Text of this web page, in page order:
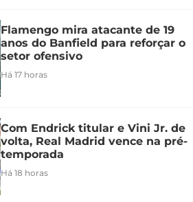
Flamengo mira atacante de 19
anos do Banfield para reforçar o
setor ofensivo
Há 17 horas
Com Endrick titular e Vini Jr. de
volta, Real Madrid vence na pré-
temporada
Há 18 horas